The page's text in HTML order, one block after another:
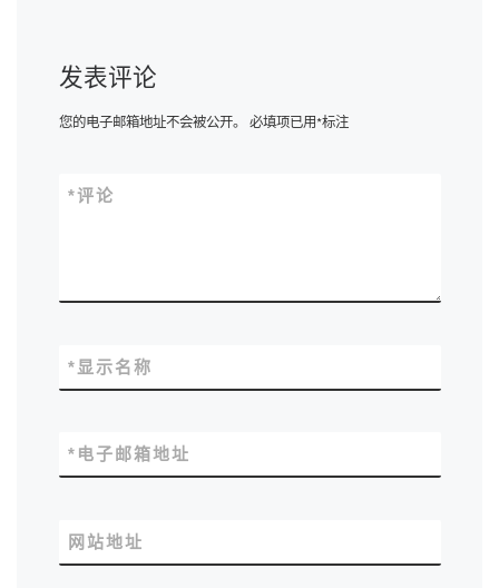
发表评论
您的电子邮箱地址不会被公开。 必填项已用*标注
评论
*
显示名称
*
电子邮箱地址
*
网站地址